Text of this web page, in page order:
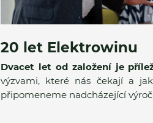
20 let Elektrowinu
Dvacet let od založení je
výzvami, které nás čekají a
připomeneme nadcházející